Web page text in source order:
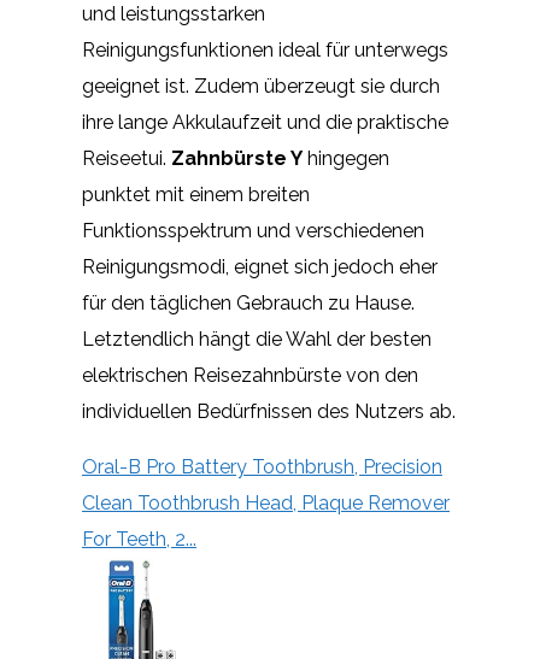
und leistungsstarken
Reinigungsfunktionen ideal für unterwegs
geeignet ist. Zudem überzeugt sie durch
ihre lange Akkulaufzeit und die praktische
Reiseetui. Zahnbürste Y hingegen
punktet mit einem breiten
Funktionsspektrum und verschiedenen
Reinigungsmodi, eignet sich jedoch eher
für den täglichen Gebrauch zu Hause.
Letztendlich hängt die Wahl der besten
elektrischen Reisezahnbürste von den
individuellen Bedürfnissen des Nutzers ab.
Oral-B Pro Battery Toothbrush, Precision
Clean Toothbrush Head, Plaque Remover
For Teeth, 2...